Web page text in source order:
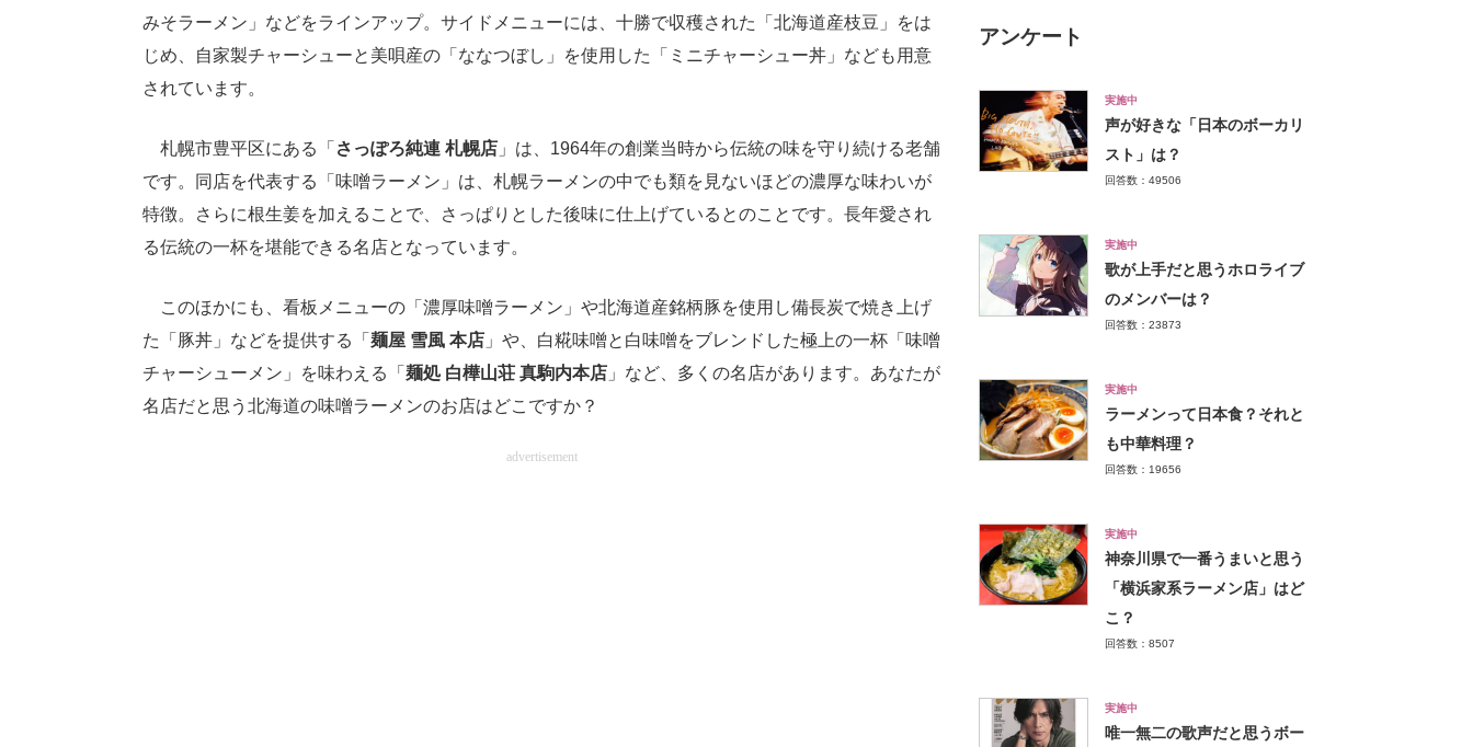
みそラーメン」などをラインアップ。サイドメニューには、十勝で収穫された「北海道産枝豆」をは
じめ、自家製チャーシューと美唄産の「ななつぼし」を使用した「ミニチャーシュー丼」なども用意
されています。
札幌市豊平区にある「 さっぽろ純連 札幌店 」は、1964年の創業当時から伝統の味を守り続ける老舗
です。同店を代表する「味噌ラーメン」は、札幌ラーメンの中でも類を見ないほどの濃厚な味わいが
特徴。さらに根生姜を加えることで、さっぱりとした後味に仕上げているとのことです。長年愛され
る伝統の一杯を堪能できる名店となっています。
このほかにも、看板メニューの「濃厚味噌ラーメン」や北海道産銘柄豚を使用し備長炭で焼き上げ
た「豚丼」などを提供する「 麺屋 雪風 本店 」や、白糀味噌と白味噌をブレンドした極上の一杯「味噌
チャーシューメン」を味わえる「 麺処 白樺山荘 真駒内本店 」など、多くの名店があります。あなたが
名店だと思う北海道の味噌ラーメンのお店はどこですか？
advertisement
アンケート
実施中
声が好きな「日本のボーカリ
スト」は？
回答数：49506
実施中
歌が上手だと思うホロライブ
のメンバーは？
回答数：23873
実施中
ラーメンって日本食？それと
も中華料理？
回答数：19656
実施中
神奈川県で一番うまいと思う
「横浜家系ラーメン店」はど
こ？
回答数：8507
実施中
唯一無二の歌声だと思うボー